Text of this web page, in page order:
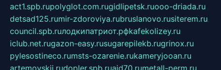
act1.spb.rupolyglot.com.rugidlipetsk.ruooo-driada.ru
detsad125.rumir-zdoroviya.rubruslanovo.rusiterem.ru
council.spb.ruлодкипатриот.рфkafekolizey.ru
iclub.net.rugazon-easy.rusugarepilekb.rugrinox.ru
pylesostineco.rumsts-ozarenie.rukameryjooan.ru